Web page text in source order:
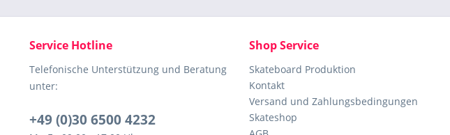
Service Hotline
Telefonische Unterstützung und Beratung
unter:
+49 (0)30 6500 4232
Shop Service
Skateboard Produktion
Kontakt
Versand und Zahlungsbedingungen
Skateshop